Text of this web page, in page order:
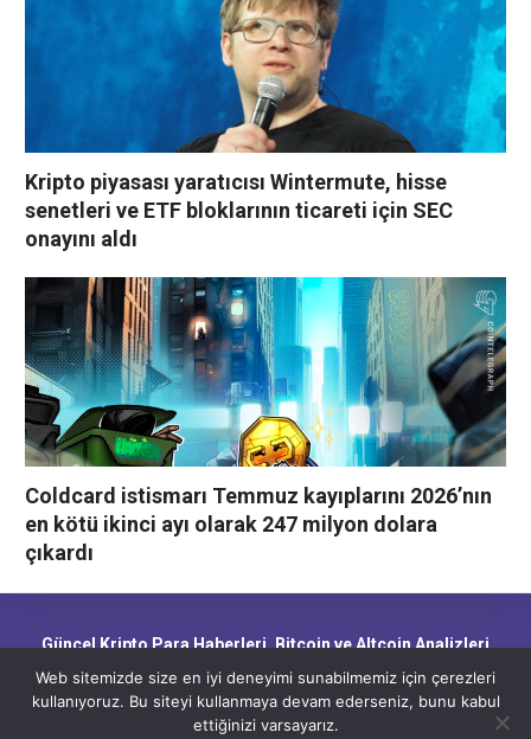
Kripto piyasası yaratıcısı Wintermute, hisse
senetleri ve ETF bloklarının ticareti için SEC
onayını aldı
Coldcard istismarı Temmuz kayıplarını 2026’nın
en kötü ikinci ayı olarak 247 milyon dolara
çıkardı
Güncel Kripto Para Haberleri, Bitcoin ve Altcoin Analizleri,
Blockchain Gelişmeleri ve Piyasa Trendleri
CryptoHaber.net - Güncel Kripto Para Haberleri, Bitcoin ve Altcoin
Web sitemizde size en iyi deneyimi sunabilmemiz için çerezleri
kullanıyoruz. Bu siteyi kullanmaya devam ederseniz, bunu kabul
ettiğinizi varsayarız.